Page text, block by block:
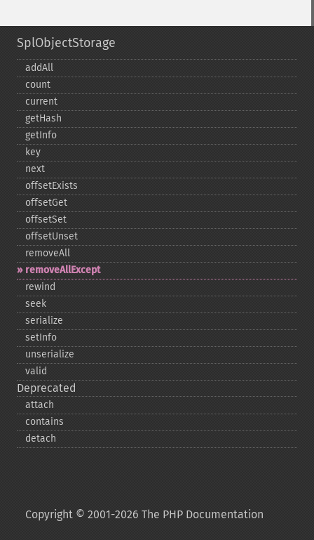
SplObjectStorage
addAll
count
current
getHash
getInfo
key
next
offsetExists
offsetGet
offsetSet
offsetUnset
removeAll
removeAllExcept
rewind
seek
serialize
setInfo
unserialize
valid
Deprecated
attach
contains
detach
Copyright © 2001-2026 The PHP Documentation